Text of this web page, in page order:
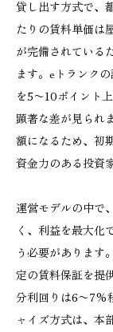
貸し出す方式で、
たりの賃料単価は
が完備されている
ます。eトランク
を5〜10ポイント
顕著な差が見られ
額になるため、初
資金力のある投資
運営モデルの中で
く、利益を最大化
う必要があります
定の賃料保証を提
分利回りは6〜7%
ャイズ方式は、本